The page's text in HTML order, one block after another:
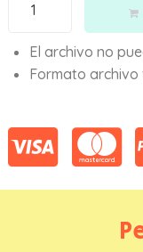
El archivo no
Formato archivo